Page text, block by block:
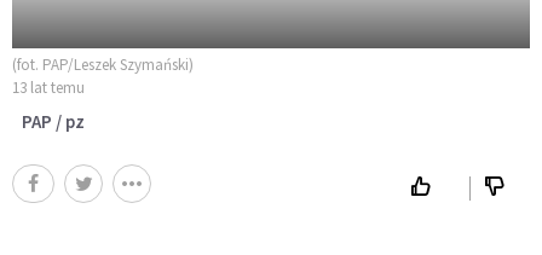
(fot. PAP/Leszek Szymański)
13 lat temu
PAP / pz